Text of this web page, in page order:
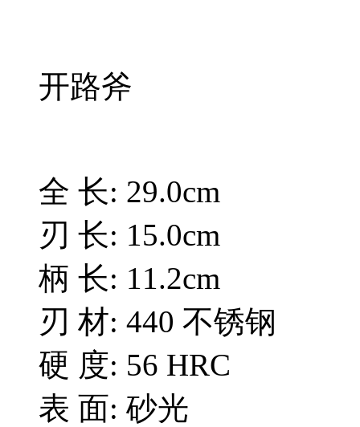
开路斧
全 长: 29.0cm
刃 长: 15.0cm
柄 长: 11.2cm
刃 材: 440 不锈钢
硬 度: 56 HRC
表 面: 砂光